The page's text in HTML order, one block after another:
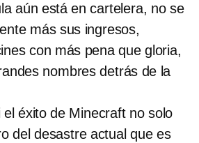
aún está en cartelera, no se
más sus ingresos,
con más pena que gloria,
nombres detrás de la
éxito de Minecraft no solo
del desastre actual que es